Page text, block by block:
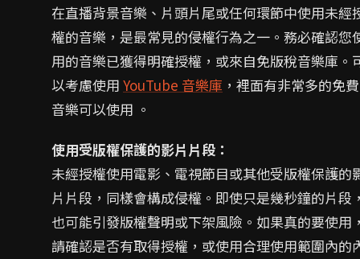
在直播背景音樂、片頭片尾或任何環節中使用未經
權的音樂，是最常見的侵權行為之一。務必確認您
用的音樂已獲得明確授權，或來自免版稅音樂庫。
以考慮使用 YouTube 音樂庫 ，裡面有非常多的免費
音樂可以使用 。
使用受版權保護的影片片段：
未經授權使用電影、電視節目或其他受版權保護的
片片段，同樣會構成侵權。即使只是幾秒鐘的片段
也可能引發版權聲明或下架風險。如果真的要使用
請確認是否有取得授權，或使用合理使用範圍內的